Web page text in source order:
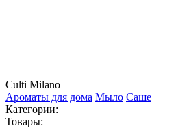
Culti Milano
Ароматы для дома Мыло Саше
Категории:
Товары: